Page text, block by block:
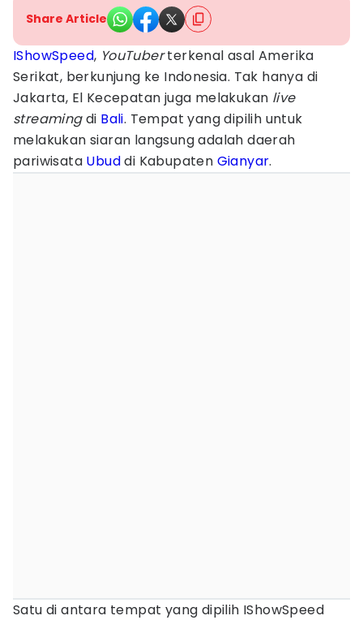
Share Article
IShowSpeed, YouTuberterkenal asal Amerika
Serikat, berkunjung ke Indonesia. Tak hanya di
Jakarta, El Kecepatan juga melakukan live
streamingdi Bali. Tempat yang dipilih untuk
melakukan siaran langsung adalah daerah
pariwisata Ubuddi Kabupaten Gianyar.
Satu di antara tempat yang dipilih IShowSpeed